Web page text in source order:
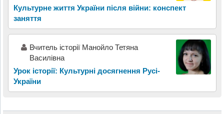
Культурне життя України після війни: конспект
заняття
Вчитель історії Манойло Тетяна
Василівна
Урок історії: Культурні досягнення Русі-
України